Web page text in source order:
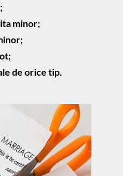
minor;
de orice tip.